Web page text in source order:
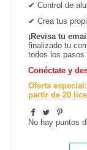
✔ Control de
✔ Crea tus
¡Revisa tu
finalizado tu
todos los pasos
Conéctate y
Oferta
partir de 20
No hay puntos